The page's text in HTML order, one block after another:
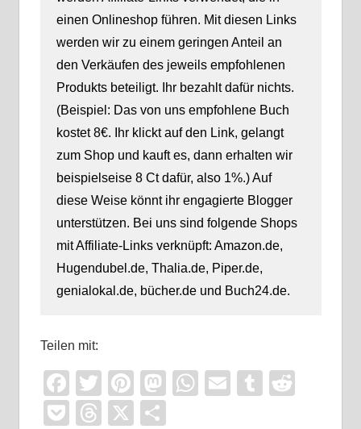
einen Onlineshop führen. Mit diesen Links
werden wir zu einem geringen Anteil an
den Verkäufen des jeweils empfohlenen
Produkts beteiligt. Ihr bezahlt dafür nichts.
(Beispiel: Das von uns empfohlene Buch
kostet 8€. Ihr klickt auf den Link, gelangt
zum Shop und kauft es, dann erhalten wir
beispielseise 8 Ct dafür, also 1%.) Auf
diese Weise könnt ihr engagierte Blogger
unterstützen. Bei uns sind folgende Shops
mit Affiliate-Links verknüpft: Amazon.de,
Hugendubel.de, Thalia.de, Piper.de,
genialokal.de, bücher.de und Buch24.de.
Teilen mit:
Facebook
TwitterPinterest
Mastodon
WhatsApp
EmailTumblr
PocketThreads
X